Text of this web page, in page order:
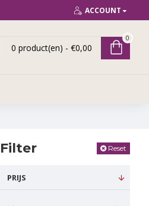
ACCOUNT
0 product(en) - €0,00
0
Filter Reset
PRIJS